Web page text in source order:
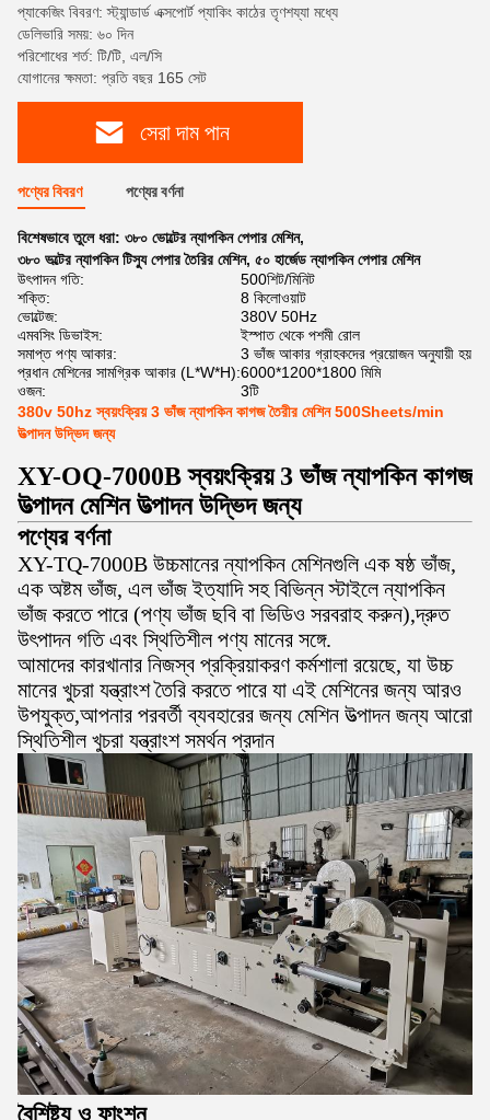
প্যাকেজিং বিবরণ: স্ট্যান্ডার্ড এক্সপোর্ট প্যাকিং কাঠের তৃণশয্যা মধ্যে
ডেলিভারি সময়: ৬০ দিন
পরিশোধের শর্ত: টি/টি, এল/সি
যোগানের ক্ষমতা: প্রতি বছর 165 সেট
সেরা দাম পান
পণ্যের বিবরণ পণ্যের বর্ণনা
বিশেষভাবে তুলে ধরা: ৩৮০ ভোল্টের ন্যাপকিন পেপার মেশিন,
৩৮০ ভল্টের ন্যাপকিন টিস্যু পেপার তৈরির মেশিন, ৫০ হার্জেড ন্যাপকিন পেপার মেশিন
উৎপাদন গতি:
500শিট/মিনিট
শক্তি:
8 কিলোওয়াট
ভোল্টেজ:
380V 50Hz
এমবসিং ডিভাইস:
ইস্পাত থেকে পশমী রোল
সমাপ্ত পণ্য আকার:
3 ভাঁজ আকার গ্রাহকদের প্রয়োজন অনুযায়ী হয়
প্রধান মেশিনের সামগ্রিক আকার (L*W*H):6000*1200*1800 মিমি
ওজন:
3টি
380v 50hz স্বয়ংক্রিয় 3 ভাঁজ ন্যাপকিন কাগজ তৈরীর মেশিন 500Sheets/min
উত্পাদন উদ্ভিদ জন্য
XY-OQ-7000B স্বয়ংক্রিয় 3 ভাঁজ ন্যাপকিন কাগজ
উত্পাদন মেশিন উত্পাদন উদ্ভিদ জন্য
পণ্যের বর্ণনা
XY-TQ-7000B উচ্চমানের ন্যাপকিন মেশিনগুলি এক ষষ্ঠ ভাঁজ,
এক অষ্টম ভাঁজ, এল ভাঁজ ইত্যাদি সহ বিভিন্ন স্টাইলে ন্যাপকিন
ভাঁজ করতে পারে (পণ্য ভাঁজ ছবি বা ভিডিও সরবরাহ করুন),দ্রুত
উৎপাদন গতি এবং স্থিতিশীল পণ্য মানের সঙ্গে.
আমাদের কারখানার নিজস্ব প্রক্রিয়াকরণ কর্মশালা রয়েছে, যা উচ্চ
মানের খুচরা যন্ত্রাংশ তৈরি করতে পারে যা এই মেশিনের জন্য আরও
উপযুক্ত,আপনার পরবর্তী ব্যবহারের জন্য মেশিন উত্পাদন জন্য আরো
স্থিতিশীল খুচরা যন্ত্রাংশ সমর্থন প্রদান
বৈশিষ্ট্য ও ফাংশন